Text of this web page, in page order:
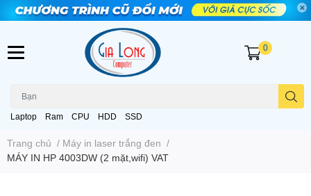
Laptop Ram CPU HDD SSD
0
Trang chủ / Máy in laser trắng đen /
MÁY IN HP 4003DW (2 mặt,wifi) VAT